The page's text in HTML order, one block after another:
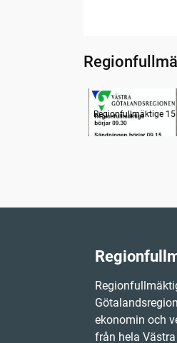
Radion
Regionfullmäktige
ekonomin och
från hela